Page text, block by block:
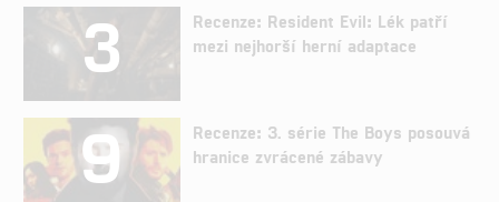
3
Recenze: Resident Evil: Lék patří
mezi nejhorší herní adaptace
9
Recenze: 3. série The Boys posouvá
hranice zvrácené zábavy